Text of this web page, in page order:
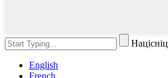
English
French